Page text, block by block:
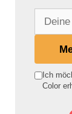
e Ich
Color